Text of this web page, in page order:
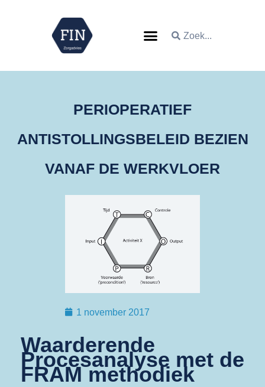
PERIOPERATIEF
ANTISTOLLINGSBELEID BEZIEN
VANAF DE WERKVLOER
1 november 2017
Waarderende
Procesanalyse met de
FRAM methodiek